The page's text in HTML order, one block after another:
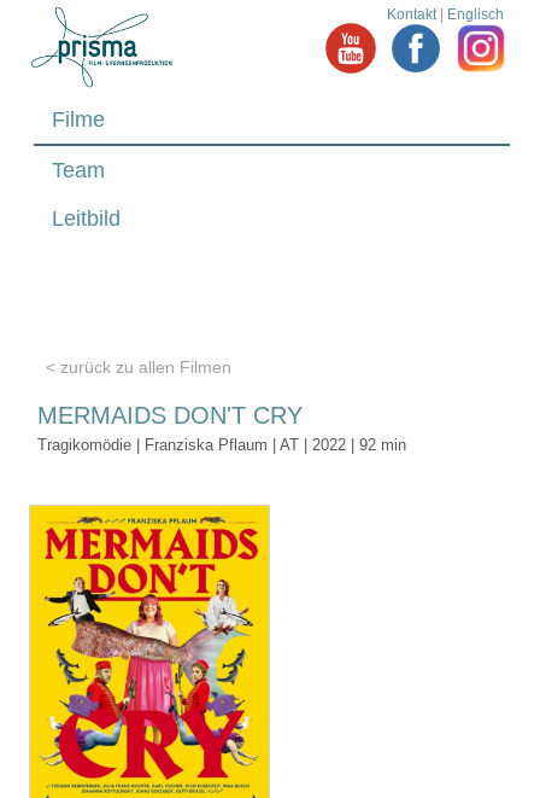
Filme
Team
Leitbild
Kontakt | Englisch
< zurück zu allen Filmen
MERMAIDS DON'T CRY
Tragikomödie | Franziska Pflaum | AT | 2022 | 92 min